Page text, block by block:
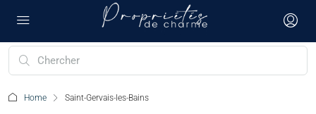
Home Saint-Gervais-les-Bains